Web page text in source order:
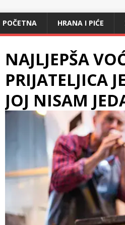
POČETNA HRANA I PIĆE
NAJLJEPŠA
PRIJATELJICA
JOJ NISAM